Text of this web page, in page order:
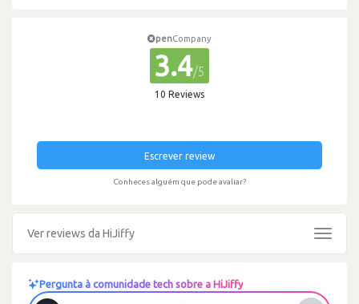
penCompany
3.4/5
10 Reviews
Escrever review
Conheces alguém que pode avaliar?
Ver reviews da HiJiffy
Toggle
Pergunta à comunidade tech sobre a HiJiffy